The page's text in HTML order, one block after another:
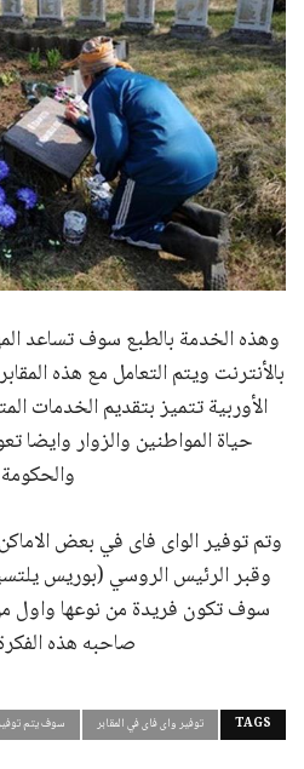
وهذه الخدمة بالطبع سوف تساعد
بالأنترنت ويتم التعامل مع هذه
الأوربية تتميز بتقديم الخدمات
حياة المواطنين والزوار وايضا
وتم توفير الواى فاى في بعض
وقبر الرئيس الروسي (بوريس
سوف تكون فريدة من نوعها واول
صاحبه هذه
TAGS توفير واى فاى في المقابر سوف يتم